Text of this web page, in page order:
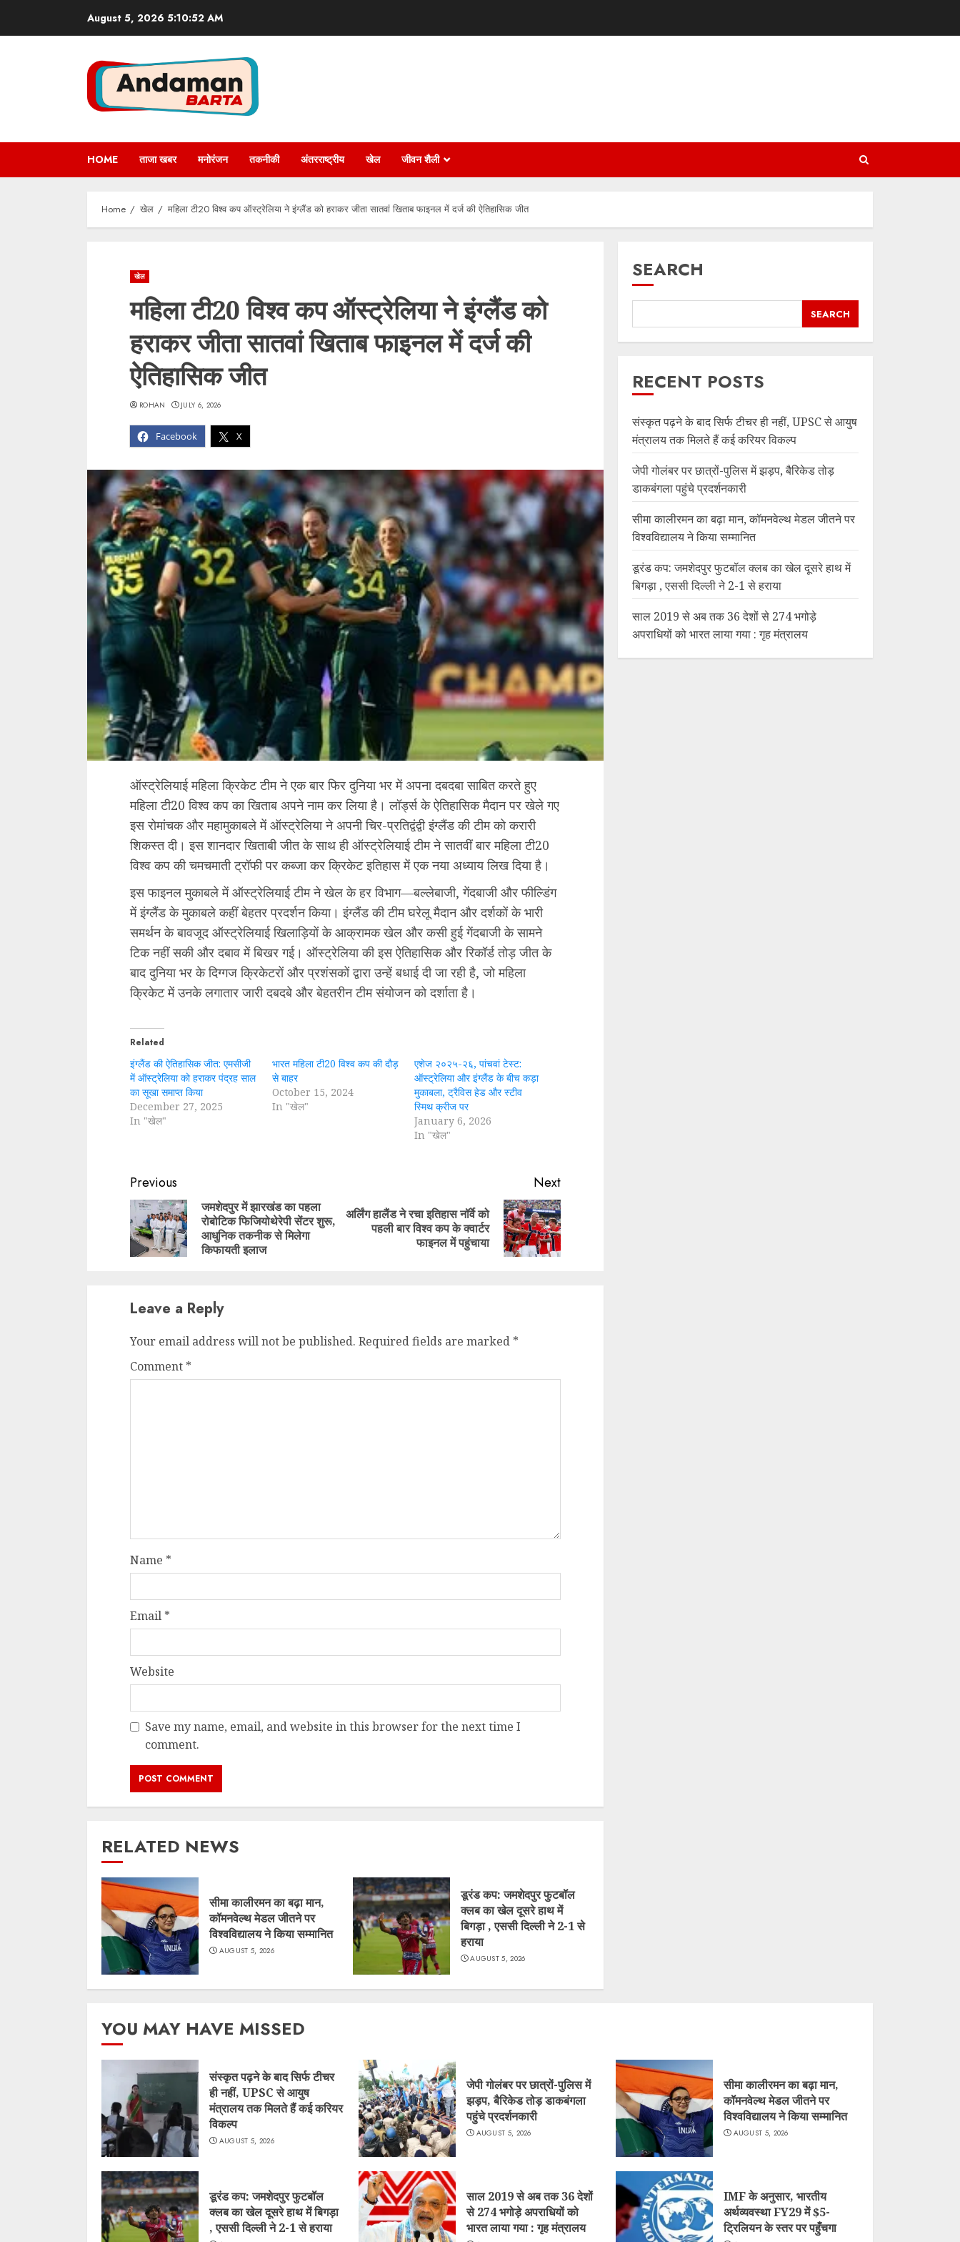
August 5, 2026 5:10:53 AM
HOME ताजा खबर मनोरंजन तकनीकी अंतरराष्ट्रीय खेल जीवन शैली
Home खेल महिला टी20 विश्व कप ऑस्ट्रेलिया ने इंग्लैंड को हराकर जीता सातवां खिताब फाइनल में दर्ज की ऐतिहासिक जीत
खेल
महिला टी20 विश्व कप ऑस्ट्रेलिया ने इंग्लैंड को
हराकर जीता सातवां खिताब फाइनल में दर्ज की
ऐतिहासिक जीत
Facebook X
ROHAN JULY 6, 2026
ऑस्ट्रेलियाई महिला क्रिकेट टीम ने एक बार फिर दुनिया भर में अपना दबदबा साबित करते हुए
महिला टी20 विश्व कप का खिताब अपने नाम कर लिया है। लॉर्ड्स के ऐतिहासिक मैदान पर खेले गए
इस रोमांचक और महामुकाबले में ऑस्ट्रेलिया ने अपनी चिर-प्रतिद्वंद्वी इंग्लैंड की टीम को करारी
शिकस्त दी। इस शानदार खिताबी जीत के साथ ही ऑस्ट्रेलियाई टीम ने सातवीं बार महिला टी20
विश्व कप की चमचमाती ट्रॉफी पर कब्जा कर क्रिकेट इतिहास में एक नया अध्याय लिख दिया है।
इस फाइनल मुकाबले में ऑस्ट्रेलियाई टीम ने खेल के हर विभाग—बल्लेबाजी, गेंदबाजी और फील्डिंग
में इंग्लैंड के मुकाबले कहीं बेहतर प्रदर्शन किया। इंग्लैंड की टीम घरेलू मैदान और दर्शकों के भारी
समर्थन के बावजूद ऑस्ट्रेलियाई खिलाड़ियों के आक्रामक खेल और कसी हुई गेंदबाजी के सामने
टिक नहीं सकी और दबाव में बिखर गई। ऑस्ट्रेलिया की इस ऐतिहासिक और रिकॉर्ड तोड़ जीत के
बाद दुनिया भर के दिग्गज क्रिकेटरों और प्रशंसकों द्वारा उन्हें बधाई दी जा रही है, जो महिला
क्रिकेट में उनके लगातार जारी दबदबे और बेहतरीन टीम संयोजन को दर्शाता है।
Related
इंग्लैंड की ऐतिहासिक जीत: एमसीजी
में ऑस्ट्रेलिया को हराकर पंद्रह साल
का सूखा समाप्त किया
December 27, 2025
In "खेल"
भारत महिला टी20 विश्व कप की दौड़
से बाहर
October 15, 2024
In "खेल"
एशेज २०२५-२६, पांचवां टेस्ट:
ऑस्ट्रेलिया और इंग्लैंड के बीच कड़ा
मुकाबला, ट्रैविस हेड और स्टीव
स्मिथ क्रीज पर
January 6, 2026
In "खेल"
Continue
Reading
Previous
Previous
जमशेदपुर में झारखंड का पहला
रोबोटिक फिजियोथेरेपी सेंटर शुरू,
आधुनिक तकनीक से मिलेगा
किफायती इलाज
Next
Next
अर्लिंग हालैंड ने रचा इतिहास नॉर्वे को
पहली बार विश्व कप के क्वार्टर
फाइनल में पहुंचाया
Leave a Reply
Your email address will not be published. Required fields are marked *
Comment *
Name *
Email *
Website
Save my name, email, and website in this browser for the next time I
comment.
RELATED NEWS
सीमा कालीरमन का बढ़ा मान,
कॉमनवेल्थ मेडल जीतने पर
विश्वविद्यालय ने किया सम्मानित
AUGUST 5, 2026
डूरंड कप: जमशेदपुर फुटबॉल
क्लब का खेल दूसरे हाथ में
बिगड़ा , एससी दिल्ली ने 2-1 से
हराया
AUGUST 5, 2026
SEARCH
SEARCH
RECENT POSTS
संस्कृत पढ़ने के बाद सिर्फ टीचर ही नहीं, UPSC से आयुष
मंत्रालय तक मिलते हैं कई करियर विकल्प
जेपी गोलंबर पर छात्रों-पुलिस में झड़प, बैरिकेड तोड़
डाकबंगला पहुंचे प्रदर्शनकारी
सीमा कालीरमन का बढ़ा मान, कॉमनवेल्थ मेडल जीतने पर
विश्वविद्यालय ने किया सम्मानित
डूरंड कप: जमशेदपुर फुटबॉल क्लब का खेल दूसरे हाथ में
बिगड़ा , एससी दिल्ली ने 2-1 से हराया
साल 2019 से अब तक 36 देशों से 274 भगोड़े
अपराधियों को भारत लाया गया : गृह मंत्रालय
YOU MAY HAVE MISSED
संस्कृत पढ़ने के बाद सिर्फ टीचर
ही नहीं, UPSC से आयुष
मंत्रालय तक मिलते हैं कई करियर
विकल्प
AUGUST 5, 2026
जेपी गोलंबर पर छात्रों-पुलिस में
झड़प, बैरिकेड तोड़ डाकबंगला
पहुंचे प्रदर्शनकारी
AUGUST 5, 2026
सीमा कालीरमन का बढ़ा मान,
कॉमनवेल्थ मेडल जीतने पर
विश्वविद्यालय ने किया सम्मानित
AUGUST 5, 2026
डूरंड कप: जमशेदपुर फुटबॉल
क्लब का खेल दूसरे हाथ में बिगड़ा
, एससी दिल्ली ने 2-1 से हराया
साल 2019 से अब तक 36 देशों
से 274 भगोड़े अपराधियों को
भारत लाया गया : गृह मंत्रालय
IMF के अनुसार, भारतीय
अर्थव्यवस्था FY29 में $5-
ट्रिलियन के स्तर पर पहुँचगा